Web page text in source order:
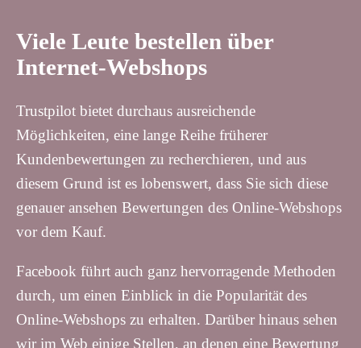
Viele Leute bestellen über
Internet-Webshops
Trustpilot bietet durchaus ausreichende
Möglichkeiten, eine lange Reihe früherer
Kundenbewertungen zu recherchieren, und aus
diesem Grund ist es lobenswert, dass Sie sich diese
genauer ansehen Bewertungen des Online-Webshops
vor dem Kauf.
Facebook führt auch ganz hervorragende Methoden
durch, um einen Einblick in die Popularität des
Online-Webshops zu erhalten. Darüber hinaus sehen
wir im Web einige Stellen, an denen eine Bewertung